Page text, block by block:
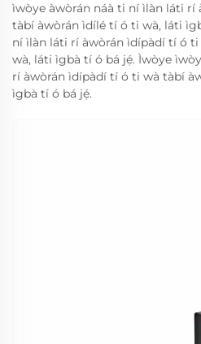
ìwòye àwòrán náà ti ní ìlàn láti rí
tàbí àwòrán ìdílé tí ó ti wà, láti
ní ìlàn láti rí àwòrán ìdípàdí tí ó
wà, láti ìgbà tí ó bá jẹ́. Ìwòye
rí àwòrán ìdípàdí tí ó ti wà tàbí
ìgbà tí ó bá jẹ́.